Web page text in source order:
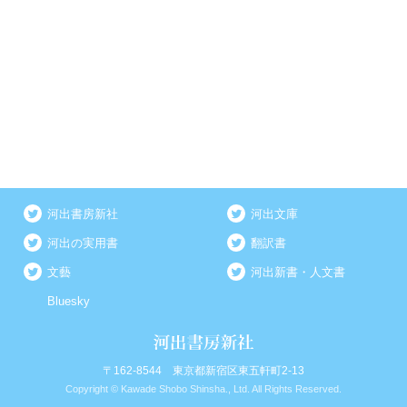
河出書房新社 河出文庫
河出の実用書 翻訳書
文藝 河出新書・人文書
Bluesky
〒162-8544 東京都新宿区東五軒町2-13
Copyright © Kawade Shobo Shinsha., Ltd. All Rights Reserved.